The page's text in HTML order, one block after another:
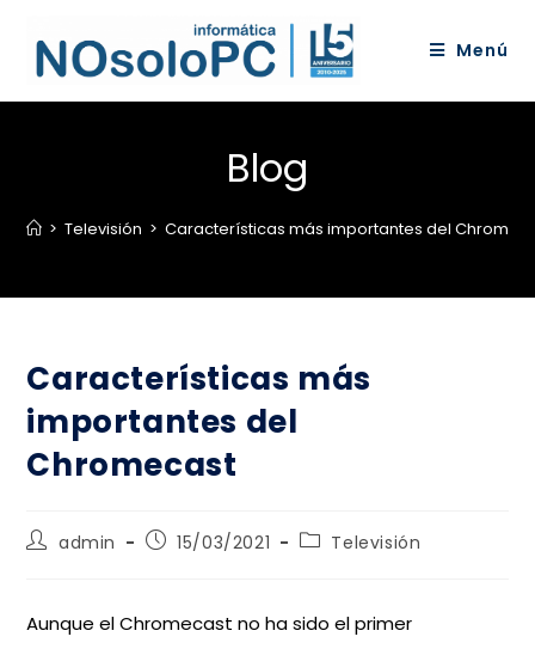
Menú
Blog
> Televisión > Características más importantes del
Características más
importantes del
Chromecast
admin 15/03/2021 Televisión
Aunque el Chromecast no ha sido el primer